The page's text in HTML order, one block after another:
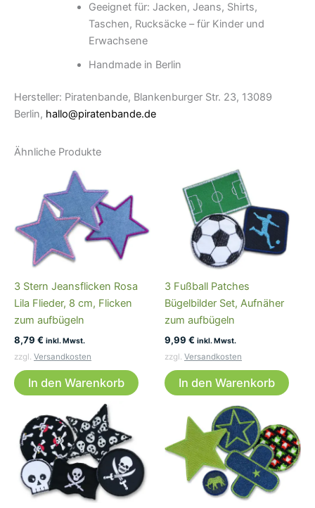
Geeignet für: Jacken, Jeans, Shirts,
Taschen, Rucksäcke – für Kinder und
Erwachsene
Handmade in Berlin
Hersteller: Piratenbande, Blankenburger Str. 23, 13089
Berlin, hallo@piratenbande.de
Ähnliche Produkte
3 Stern Jeansflicken Rosa
Lila Flieder, 8 cm, Flicken
zum aufbügeln
8,79 € inkl. Mwst.
zzgl. Versandkosten
In den Warenkorb
3 Fußball Patches
Bügelbilder Set, Aufnäher
zum aufbügeln
9,99 € inkl. Mwst.
zzgl. Versandkosten
In den Warenkorb